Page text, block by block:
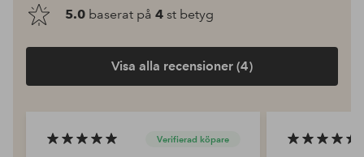
5.0 baserat på 4 st betyg
Visa alla recensioner (4)
Verifierad köpare